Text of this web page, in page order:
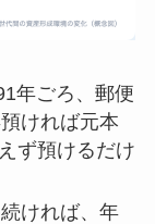
年ごろ、郵便
ければ元本
ず預けるだけ
ければ、年